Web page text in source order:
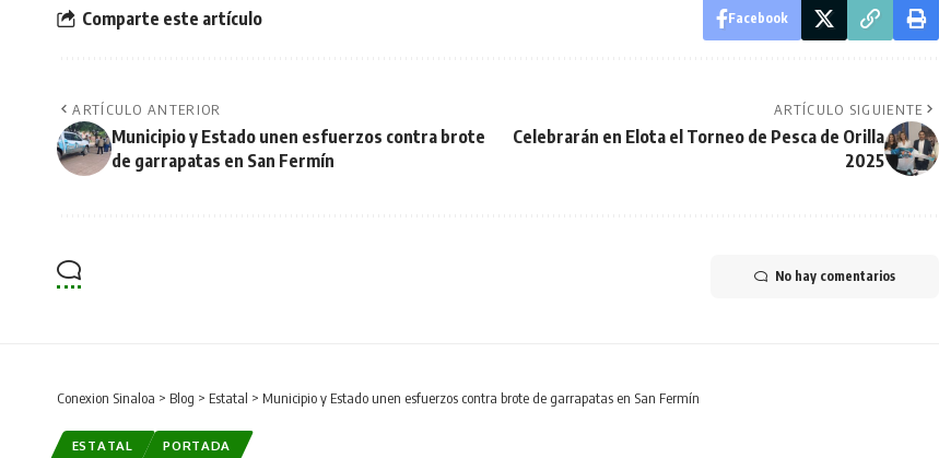
Comparte este artículo Facebook
ARTÍCULO ANTERIOR
Municipio y Estado unen esfuerzos contra brote
de garrapatas en San Fermín
ARTÍCULO SIGUIENTE
Celebrarán en Elota el Torneo de Pesca de Orilla
2025
No hay comentarios
Conexion Sinaloa > Blog > Estatal > Municipio y Estado unen esfuerzos contra brote de garrapatas en San Fermín
ESTATAL PORTADA